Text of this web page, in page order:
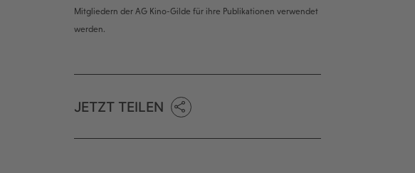
Mitgliedern der AG Kino-Gilde für ihre Publikationen verwendet
werden.
JETZT TEILEN